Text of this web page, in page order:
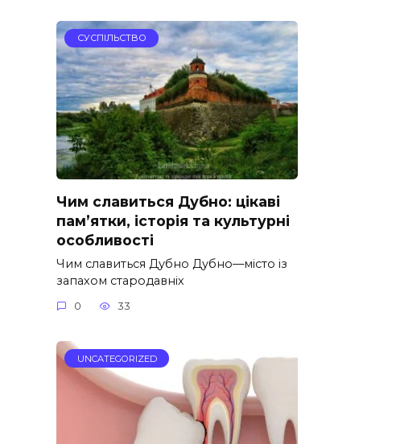
СУСПІЛЬСТВО
Чим славиться Дубно: цікаві
пам’ятки, історія та культурні
особливості
Чим славиться Дубно Дубно—місто із
запахом стародавніх
0 33
UNCATEGORIZED